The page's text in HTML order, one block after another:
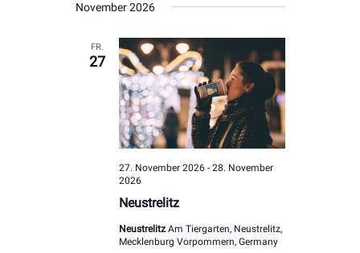
wählen.
November 2026
FR.
27
Neustrelitz
27. November 2026- 28. November
2026
Neustrelitz Am Tiergarten, Neustrelitz,
Mecklenburg Vorpommern, Germany